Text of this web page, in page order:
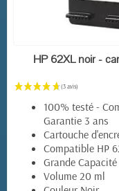
HP 62XL noir -
100% testé -
Garantie 3 ans
Cartouche
Compatible HP
Grande Capacité
Volume 20 ml